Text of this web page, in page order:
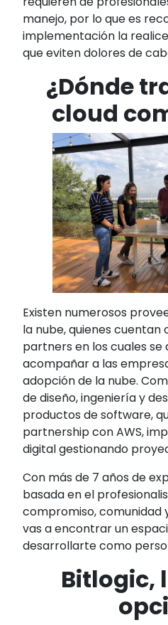
manejo, por lo que es
implementación la
que eviten dolores de
¿Dónde
cloud
Existen numerosos
la nube, quienes cuentan
partners en los cuales
acompañar a las
adopción de la nube.
de diseño, ingeniería y
productos de software,
partnership con AWS,
digital gestionando
Con más de 7 años de
basada en el
compromiso, comunidad
vas a encontrar un
desarrollarte como
Bitlogic,